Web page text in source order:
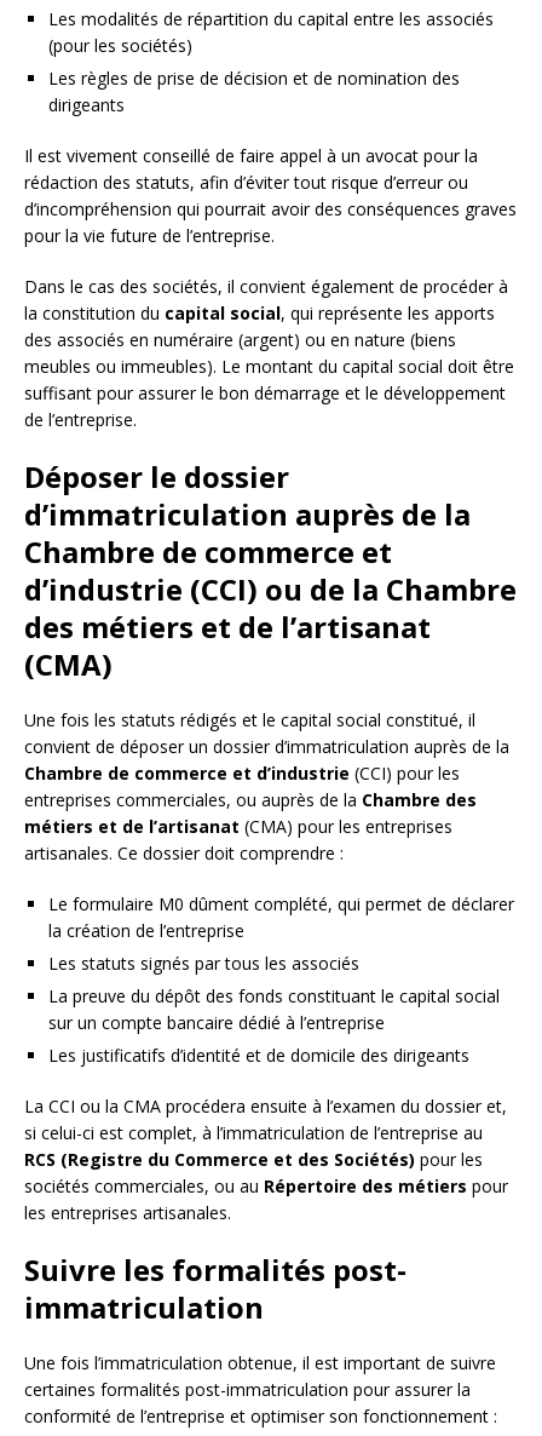
Les modalités de répartition du capital entre les associés
(pour les sociétés)
Les règles de prise de décision et de nomination des
dirigeants
Il est vivement conseillé de faire appel à un avocat pour la
rédaction des statuts, afin d’éviter tout risque d’erreur ou
d’incompréhension qui pourrait avoir des conséquences graves
pour la vie future de l’entreprise.
Dans le cas des sociétés, il convient également de procéder à
la constitution du capital social, qui représente les apports
des associés en numéraire (argent) ou en nature (biens
meubles ou immeubles). Le montant du capital social doit être
suffisant pour assurer le bon démarrage et le développement
de l’entreprise.
Déposer le dossier
d’immatriculation auprès de la
Chambre de commerce et
d’industrie (CCI) ou de la Chambre
des métiers et de l’artisanat
(CMA)
Une fois les statuts rédigés et le capital social constitué, il
convient de déposer un dossier d’immatriculation auprès de la
Chambre de commerce et d’industrie (CCI) pour les
entreprises commerciales, ou auprès de la Chambre des
métiers et de l’artisanat (CMA) pour les entreprises
artisanales. Ce dossier doit comprendre :
Le formulaire M0 dûment complété, qui permet de déclarer
la création de l’entreprise
Les statuts signés par tous les associés
La preuve du dépôt des fonds constituant le capital social
sur un compte bancaire dédié à l’entreprise
Les justificatifs d’identité et de domicile des dirigeants
La CCI ou la CMA procédera ensuite à l’examen du dossier et,
si celui-ci est complet, à l’immatriculation de l’entreprise au
RCS (Registre du Commerce et des Sociétés) pour les
sociétés commerciales, ou au Répertoire des métiers pour
les entreprises artisanales.
Suivre les formalités post-
immatriculation
Une fois l’immatriculation obtenue, il est important de suivre
certaines formalités post-immatriculation pour assurer la
conformité de l’entreprise et optimiser son fonctionnement :